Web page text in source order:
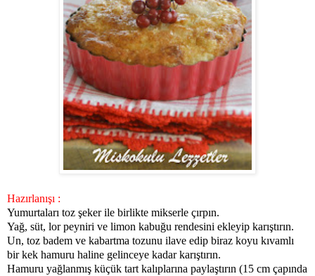
Hazırlanışı :
Yumurtaları toz şeker ile birlikte mikserle çırpın.
Yağ, süt, lor peyniri ve limon kabuğu rendesini ekleyip karıştırın.
Un, toz badem ve kabartma tozunu ilave edip biraz koyu kıvamlı
bir kek hamuru haline gelinceye kadar karıştırın.
Hamuru yağlanmış küçük tart kalıplarına paylaştırın (15 cm çapında